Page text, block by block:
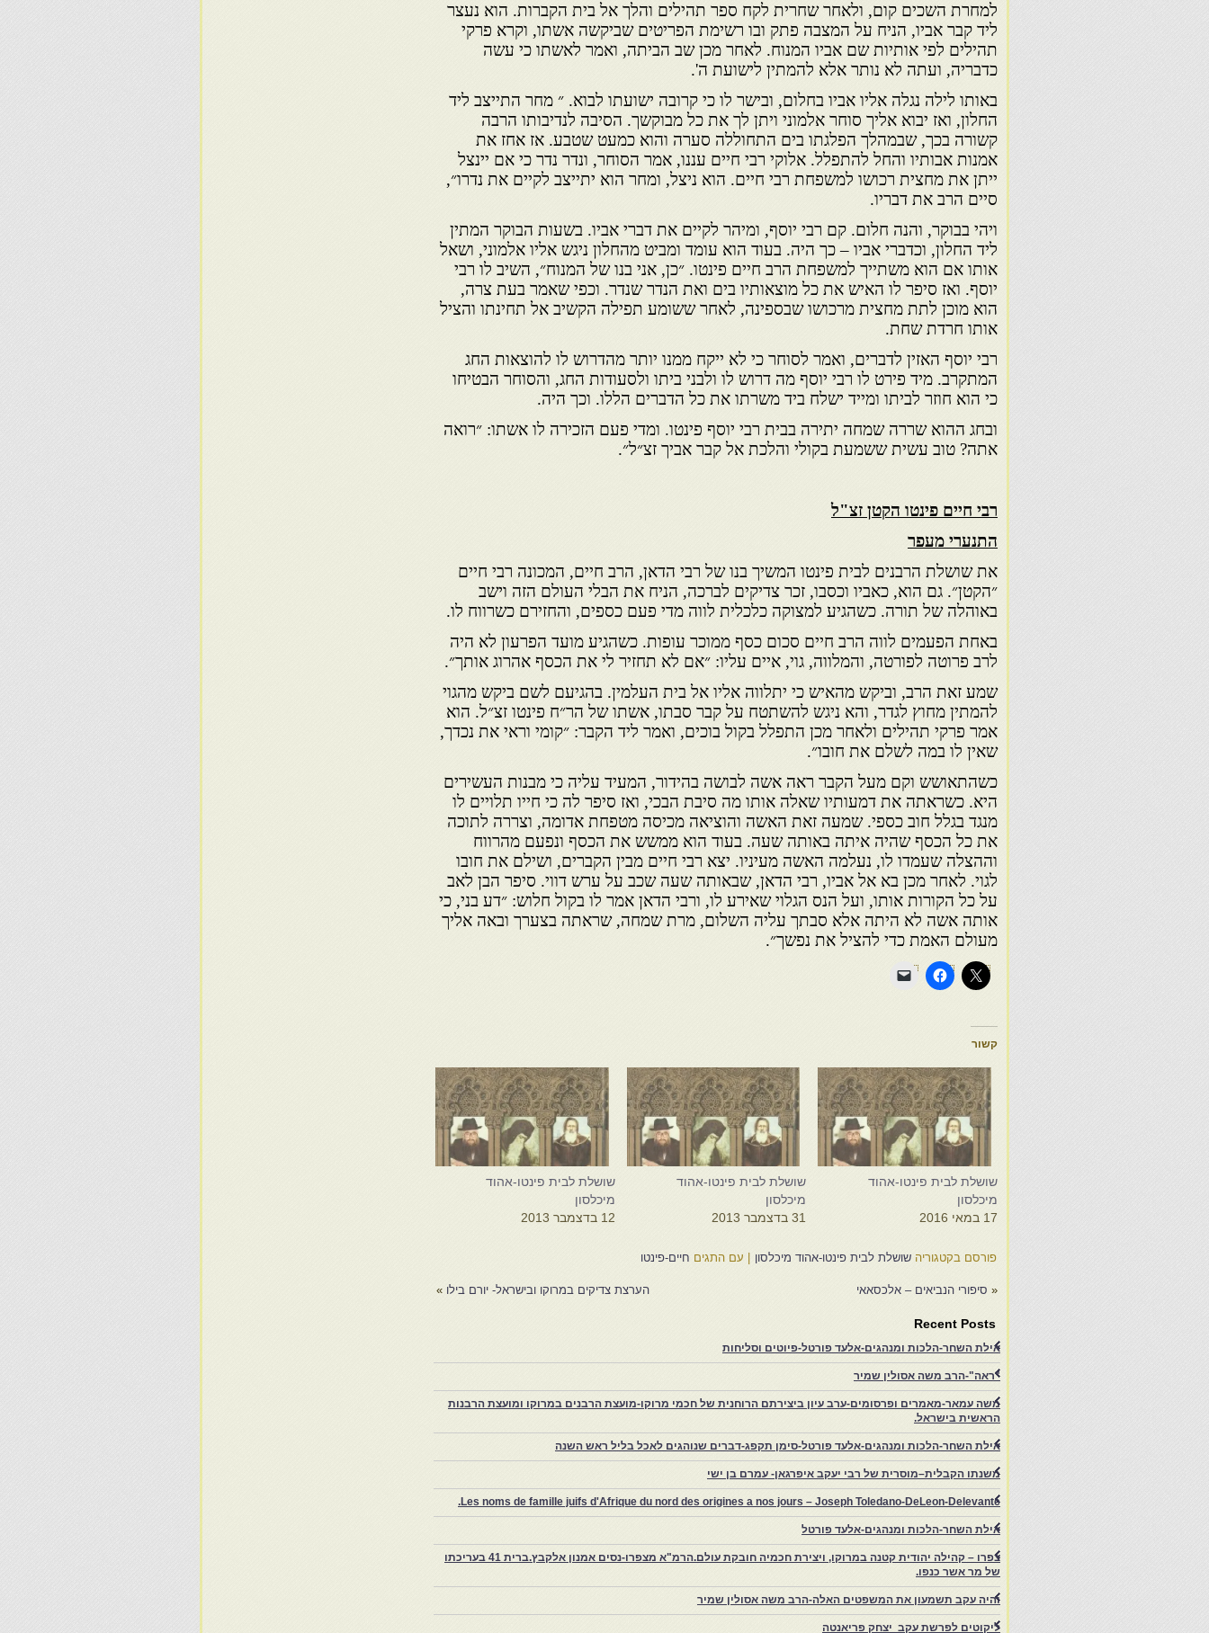
למחרת השכים קום, ולאחר שחרית לקח ספר תהילים והלך אל בית הקברות. הוא נעצר
ליד קבר אביו, הניח על המצבה פתק ובו רשימת הפריטים שביקשה אשתו, וקרא פרקי
תהילים לפי אותיות שם אביו המנוח. לאחר מכן שב הביתה, ואמר לאשתו כי עשה
כדבריה, ועתה לא נותר אלא להמתין לישועת ה'.
באותו לילה נגלה אליו אביו בחלום, ובישר לו כי קרובה ישועתו לבוא. ״ מחר התייצב ליד
החלון, ואז יבוא אליך סוחר אלמוני ויתן לך את כל מבוקשך. הסיבה לנדיבותו הרבה
קשורה בכך, שבמהלך הפלגתו בים התחוללה סערה והוא כמעט שטבע. אז אחז את
אמנות אבותיו והחל להתפלל. אלוקי רבי חיים עננו, אמר הסוחר, ונדר נדר כי אם יינצל
ייתן את מחצית רכושו למשפחת רבי חיים. הוא ניצל, ומחר הוא יתייצב לקיים את נדרו״,
סיים הרב את דבריו.
ויהי בבוקר, והנה חלום. קם רבי יוסף, ומיהר לקיים את דברי אביו. בשעות הבוקר המתין
ליד החלון, וכדברי אביו – כך היה. בעוד הוא עומד ומביט מהחלון ניגש אליו אלמוני, ושאל
אותו אם הוא משתייך למשפחת הרב חיים פינטו. ״כן, אני בנו של המנוח״, השיב לו רבי
יוסף. ואז סיפר לו האיש את כל מוצאותיו בים ואת הנדר שנדר. וכפי שאמר בעת צרה,
הוא מוכן לתת מחצית מרכושו שבספינה, לאחר ששומע תפילה הקשיב אל תחינתו והציל
אותו חרדת שחת.
רבי יוסף האזין לדברים, ואמר לסוחר כי לא ייקח ממנו יותר מהדרוש לו להוצאות החג
המתקרב. מיד פירט לו רבי יוסף מה דרוש לו ולבני ביתו ולסעודות החג, והסוחר הבטיחו
כי הוא חוזר לביתו ומייד ישלח ביד משרתו את כל הדברים הללו. וכך היה.
ובחג ההוא שררה שמחה יתירה בבית רבי יוסף פינטו. ומדי פעם הזכירה לו אשתו: ״רואה
אתה? טוב עשית ששמעת בקולי והלכת אל קבר אביך זצ״ל״.
רבי חיים פינטו הקטן זצ"ל
התנערי מעפר
את שושלת הרבנים לבית פינטו המשיך בנו של רבי הדאן, הרב חיים, המכונה רבי חיים
״הקטן״. גם הוא, כאביו וכסבו, זכר צדיקים לברכה, הניח את הבלי העולם הזה וישב
באוהלה של תורה. כשהגיע למצוקה כלכלית לווה מדי פעם כספים, והחזירם כשרווח לו.
באחת הפעמים לווה הרב חיים סכום כסף ממוכר עופות. כשהגיע מועד הפרעון לא היה
לרב פרוטה לפורטה, והמלווה, גוי, איים עליו: ״אם לא תחזיר לי את הכסף אהרוג אותך״.
שמע זאת הרב, וביקש מהאיש כי יתלווה אליו אל בית העלמין. בהגיעם לשם ביקש מהגוי
להמתין מחוץ לגדר, והא ניגש להשתטח על קבר סבתו, אשתו של הר״ח פינטו זצ״ל. הוא
אמר פרקי תהילים ולאחר מכן התפלל בקול בוכים, ואמר ליד הקבר: ״קומי וראי את נכדך,
שאין לו במה לשלם את חובו״.
כשהתאושש וקם מעל הקבר ראה אשה לבושה בהידור, המעיד עליה כי מבנות העשירים
היא. כשראתה את דמעותיו שאלה אותו מה סיבת הבכי, ואז סיפר לה כי חייו תלויים לו
מנגד בגלל חוב כספי. שמעה זאת האשה והוציאה מכיסה מטפחת אדומה, וצררה לתוכה
את כל הכסף שהיה איתה באותה שעה. בעוד הוא ממשש את הכסף ונפעם מהרווח
וההצלה שעמדו לו, נעלמה האשה מעיניו. יצא רבי חיים מבין הקברים, ושילם את חובו
לגוי. לאחר מכן בא אל אביו, רבי הדאן, שבאותה שעה שכב על ערש דווי. סיפר הבן לאב
על כל הקורות אותו, ועל הנס הגלוי שאירע לו, ורבי הדאן אמר לו בקול חלוש: ״דע בני, כי
אותה אשה לא היתה אלא סבתך עליה השלום, מרת שמחה, שראתה בצערך ובאה אליך
מעולם האמת כדי להציל את נפשך״.
קשור
שושלת לבית פינטו-אהוד
מיכלסון
17 במאי 2016
שושלת לבית פינטו-אהוד
מיכלסון
31 בדצמבר 2013
שושלת לבית פינטו-אהוד
מיכלסון
12 בדצמבר 2013
פורסם בקטגוריה שושלת לבית פינטו-אהוד מיכלסון עם התגים חיים-פינטו
« סיפורי הנביאים – אלכסאאי הערצת צדיקים במרוקו ובישראל- יורם בילו »
Recent Posts
אילת השחר-הלכות ומנהגים-אלעד פורטל-פיוטים וסליחות
"ראה"-הרב משה אסולין שמיר
משה עמאר-מאמרים ופרסומים-ערב עיון ביצירתם הרוחנית של חכמי מרוקו-מועצת הרבנים במרוקו ומועצת הרבנות
הראשית בישראל.
אילת השחר-הלכות ומנהגים-אלעד פורטל-סימן תקפג-דברים שנוהגים לאכל בליל ראש השנה
משנתו הקבלית–מוסרית של רבי יעקב איפרגאן- עמרם בן ישי
Les noms de famille juifs d'Afrique du nord des origines a nos jours – Joseph Toledano-DeLeon-Delevante.
אילת השחר-הלכות ומנהגים-אלעד פורטל
צפרו – קהילה יהודית קטנה במרוקו, ויצירת חכמיה חובקת עולם.הרמ"א מצפרו-נסים אמנון אלקבץ.ברית 41 בעריכתו
של מר אשר כנפו.
והיה עקב תשמעון את המשפטים האלה-הרב משה אסולין שמיר
ליקוטים לפרשת עקב יצחק פריאנטה